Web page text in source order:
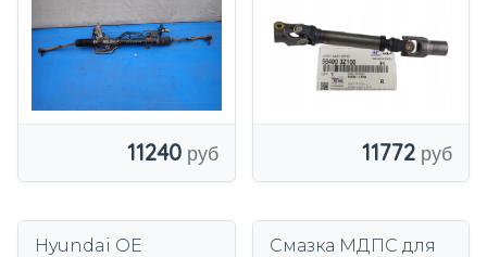
11240 11772
Hyundai OE
Смазка МДПС для